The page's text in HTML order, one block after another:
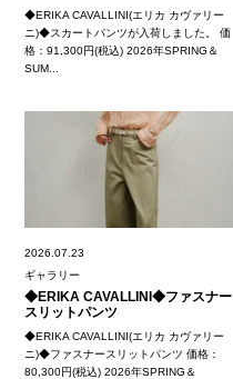
◆ERIKA CAVALLINI(エリカ カヴァリー
ニ)◆スカートパンツが入荷しました。 価
格：91,300円(税込) 2026年SPRING＆
SUM...
2026.07.23
ギャラリー
◆ERIKA CAVALLINI◆ファスナー
スリットパンツ
◆ERIKA CAVALLINI(エリカ カヴァリー
ニ)◆ファスナースリットパンツ 価格：
80,300円(税込) 2026年SPRING＆